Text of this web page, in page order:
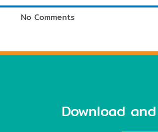
No Comments
Download